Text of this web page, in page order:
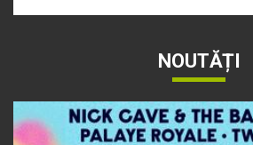
NOUTĂȚI